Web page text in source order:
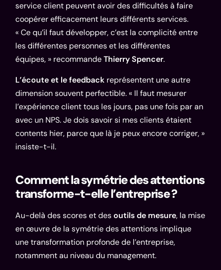
service client peuvent avoir des difficultés à faire
coopérer efficacement leurs différents services.
« Ce qu’il faut développer, c’est la complicité entre
les différentes personnes et les différentes
équipes, » recommandeThierry Spencer.
L’écoute et le feedback représentent une autre
dimension souvent perfectible. « Il faut mesurer
l’expérience client tous les jours, pas une fois par an
avec un NPS. Je dois savoir si mes clients étaient
contents hier, parce que là je peux encore corriger, »
insiste-t-il.
Comment la symétrie des attentions
transforme-t-elle l’entreprise ?
Au-delà des scores et desoutils de mesure, la mise
en œuvre de la symétrie des attentions implique
une transformation profonde de l’entreprise,
notamment au niveau du management.